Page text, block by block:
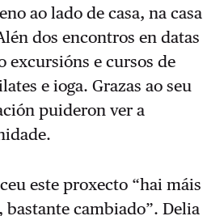
ao lado de casa, na casa
dos encontros en datas
excursións e cursos de
e ioga. Grazas ao seu
puideron ver a
este proxecto “hai máis
cambiado”. Delia